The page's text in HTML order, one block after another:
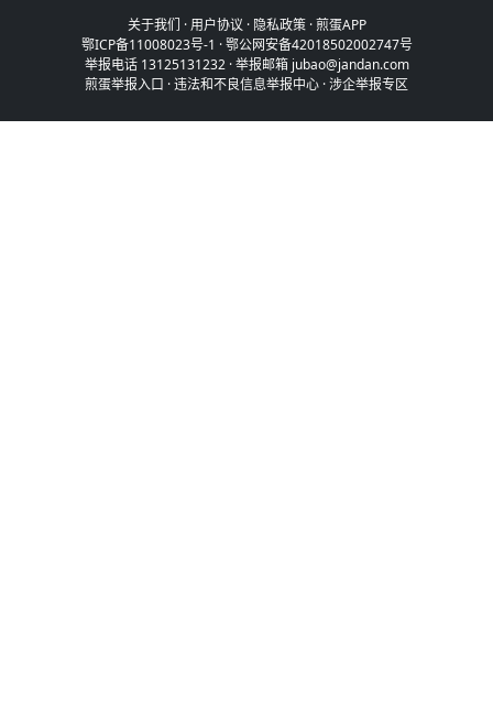
关于我们 ·用户协议 · 隐私政策·煎蛋APP
鄂ICP备11008023号-1 ·鄂公网安备42018502002747号
举报电话 13125131232 · 举报邮箱 jubao@jandan.com
煎蛋举报入口 ·违法和不良信息举报中心 ·涉企举报专区